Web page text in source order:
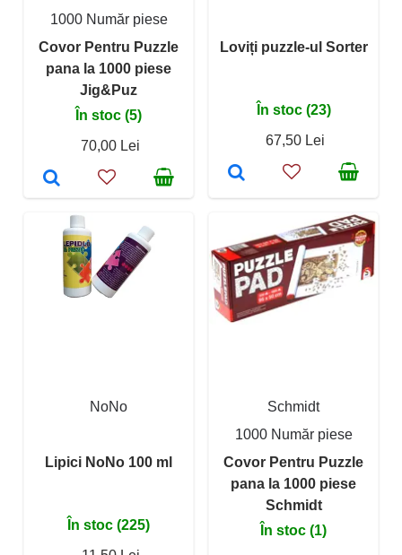
1000 Număr piese
Covor Pentru Puzzle
pana la 1000 piese
Jig&Puz
În stoc (5)
70,00 Lei
Loviți puzzle-ul Sorter
În stoc (23)
67,50 Lei
NoNo
Lipici NoNo 100 ml
În stoc (225)
Schmidt
1000 Număr piese
Covor Pentru Puzzle
pana la 1000 piese
Schmidt
În stoc (1)